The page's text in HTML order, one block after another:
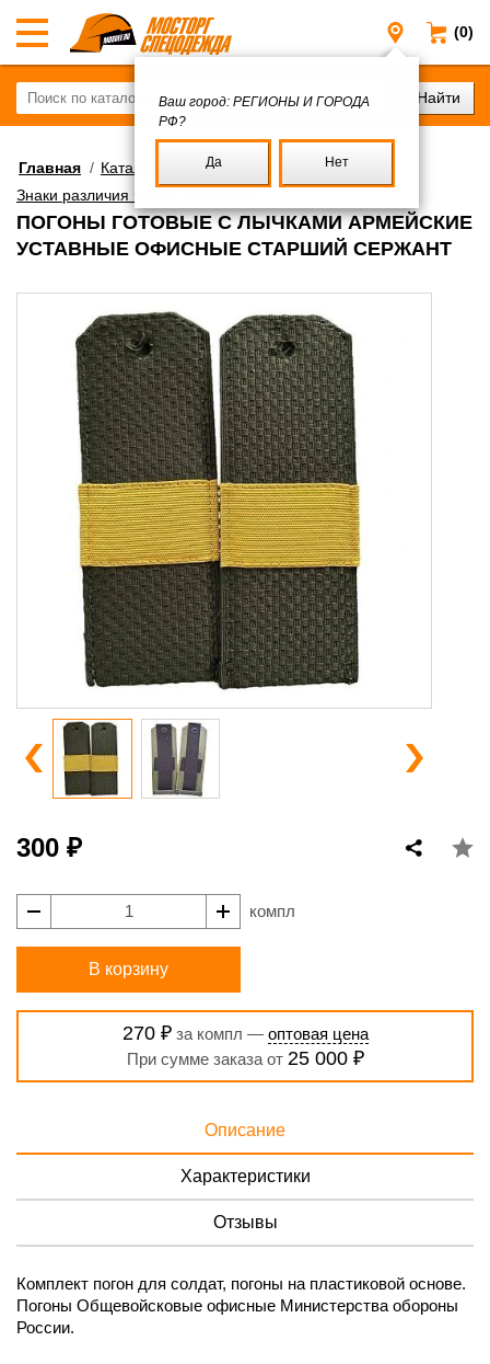
(0)
Регионы
Ваш город: РЕГИОНЫ И ГОРОДА
РФ?
Да Нет
Главная / Каталог Военное имущество
/
Знаки различия Флаги символика
ПОГОНЫ ГОТОВЫЕ С ЛЫЧКАМИ АРМЕЙСКИЕ
УСТАВНЫЕ ОФИСНЫЕ СТАРШИЙ СЕРЖАНТ
300 ₽
компл
В корзину
270 ₽за компл — оптовая цена
При сумме заказа от 25 000 ₽
Описание
Характеристики
Отзывы
Комплект погон для солдат, погоны на пластиковой основе.
Погоны Общевойсковые офисные Министерства обороны
России.